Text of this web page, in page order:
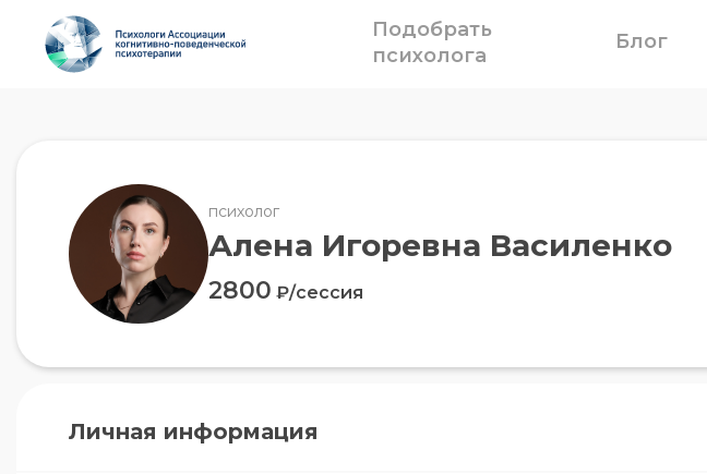
Подобрать
психолога
Блог
психолог
Алена Игоревна Василенко
2800 ₽/сессия
Личная информация